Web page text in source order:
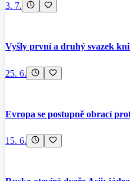
3. 7.
Vyšly první a druhý svazek
25. 6.
Evropa se postupně obrací
15. 6.